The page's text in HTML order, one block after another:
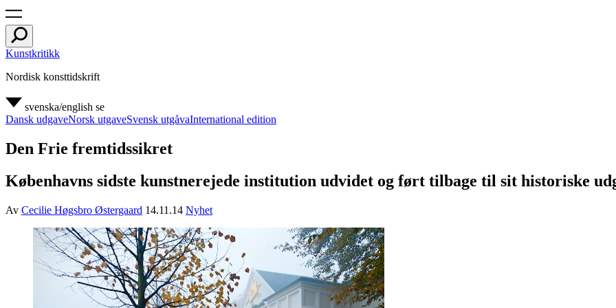
Kunstkritikk
Nordisk konsttidskrift
svenska/english se
Dansk udgaveNorsk utgaveSvensk utgåvaInternational edition
Den Frie fremtidssikret
Københavns sidste kunstnerejede institution udvidet og ført tilbage til sit historiske
Av Cecilie Høgsbro Østergaard 14.11.14 Nyhet